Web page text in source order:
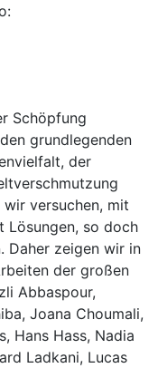
Schöpfung
grundlegenden
der
versuchen, mit
Lösungen, so doch
Daher zeigen wir in
der großen
Abbaspour,
Joana Choumali,
Hans Hass, Nadia
Ladkani, Lucas